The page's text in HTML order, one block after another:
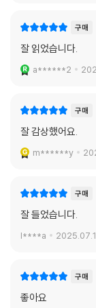
우주의 지형을 넓히
이 책에서 만날 수
9년 노벨물리학상
물질을 발견해 2001
가 왜 쪼개질 수 없
있을 뿐만 아니라 가
수상자가 되었다. 덩
견한 공로로 2016년
는 것을 증명한 공로
연구 대신에 그 연구
구매
잘 읽었습니다.
a******2
구매
잘 감상했어요.
m******y
구매
잘 들었습니다.
l****a
구매
좋아요